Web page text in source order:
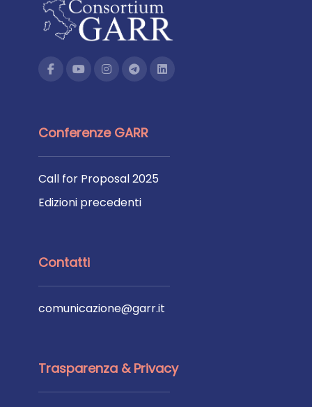
Conferenze GARR
Call for Proposal 2025
Edizioni precedenti
Contatti
comunicazione@garr.it
Trasparenza & Privacy